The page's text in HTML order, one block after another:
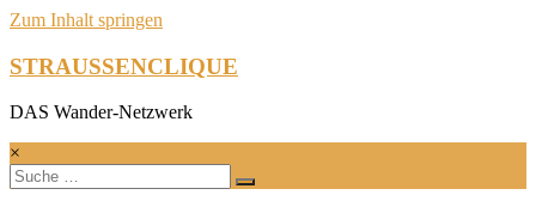
Zum Inhalt springen
STRAUSSENCLIQUE
DAS Wander-Netzwerk
×